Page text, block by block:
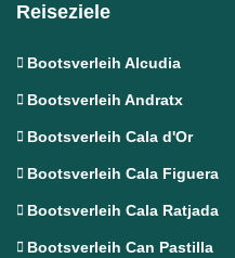
Reiseziele
Bootsverleih Alcudia
Bootsverleih Andratx
Bootsverleih Cala d'Or
Bootsverleih Cala Figuera
Bootsverleih Cala Ratjada
Bootsverleih Can Pastilla